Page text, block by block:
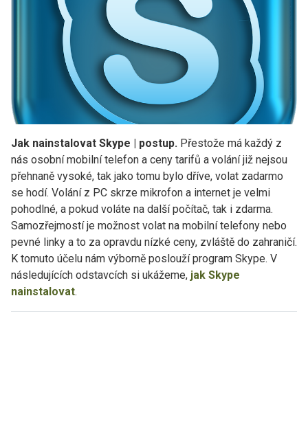
Jak nainstalovat Skype | postup. Přestože má každý z
nás osobní mobilní telefon a ceny tarifů a volání již nejsou
přehnaně vysoké, tak jako tomu bylo dříve, volat zadarmo
se hodí. Volání z PC skrze mikrofon a internet je velmi
pohodlné, a pokud voláte na další počítač, tak i zdarma.
Samozřejmostí je možnost volat na mobilní telefony nebo
pevné linky a to za opravdu nízké ceny, zvláště do zahraničí.
K tomuto účelu nám výborně poslouží program Skype. V
následujících odstavcích si ukážeme, jak Skype
nainstalovat.